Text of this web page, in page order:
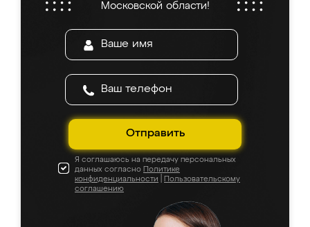
Московской области!
Отправить
Я соглашаюсь на передачу персональных
данных согласно Политике
конфиденциальности
Пользовательскому
соглашению